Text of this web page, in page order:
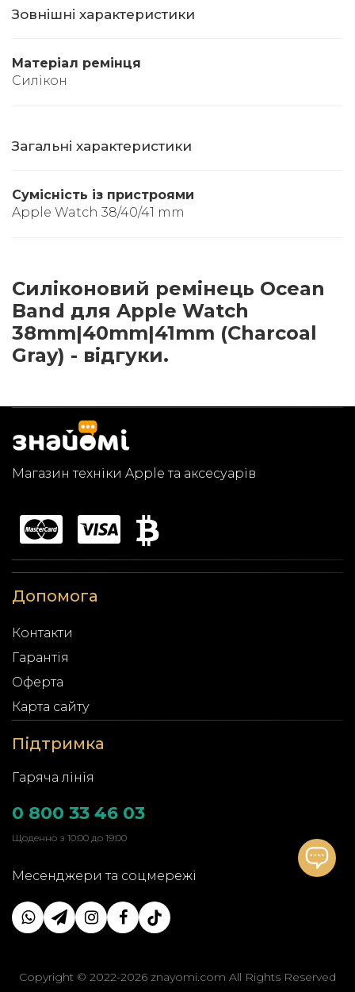
Зовнішні характеристики
Матеріал ремінця
Силікон
Загальні характеристики
Сумісність із пристроями
Apple Watch 38/40/41 mm
Cиліконовий ремінець Ocean
Band для Apple Watch
38mm|40mm|41mm (Charcoal
Gray) - відгуки.
Магазин техніки Apple та аксесуарів
Допомога
Контакти
Гарантія
Оферта
Карта сайту
Підтримка
Гаряча лінія
0 800 33 46 03
Щоденно з 10:00 до 19:00
Месенджери та соцмережі
Copyright © 2022-2026 znayomi.com All Rights Reserved